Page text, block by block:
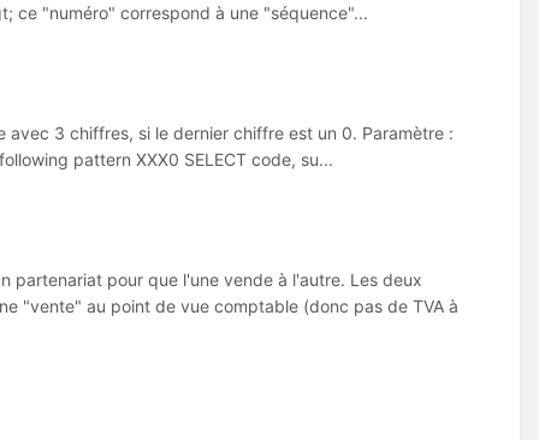
ce "numéro" correspond à une "séquence"...
3 chiffres, si le dernier chiffre est un 0. Paramètre :
pattern XXX0 SELECT code, su...
partenariat pour que l'une vende à l'autre. Les deux
"vente" au point de vue comptable (donc pas de TVA à